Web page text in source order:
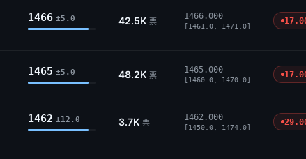
1466 ±5.0 42.5K 票
1466.000
[1461.0, 1471.0]
1465 ±5.0 48.2K 票
1465.000
[1460.0, 1470.0]
1462 ±12.0 3.7K 票
1462.000
[1450.0, 1474.0]